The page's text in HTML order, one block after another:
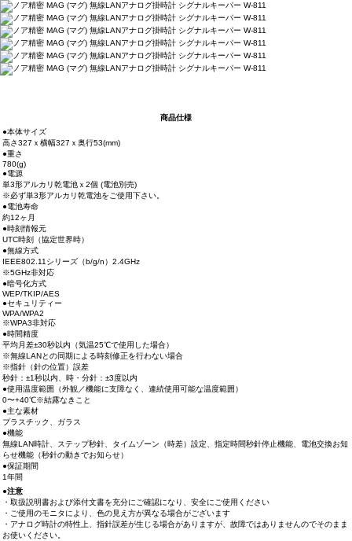
商品仕様
●本体サイズ
高さ327ｘ横幅327ｘ奥行53(mm)
●重さ
780(g)
●電源
単3形アルカリ乾電池ｘ2個 (電池別売)
※必ず単3形アルカリ乾電池をご使用下さい。
●電池寿命
約12ヶ月
●時刻情報元
UTC時刻（協定世界時）
●無線方式
IEEE802.11シリーズ（b/g/n）2.4GHz
※5GHz非対応
●暗号化方式
WEP/TKIP/AES
●セキュリティー
WPA/WPA2
※WPA3非対応
●時間精度
平均月差±30秒以内（気温25℃で使用した場合）
※無線LANとの同期による時刻修正を行わない場合
※指針（針の位置）誤差
秒針：±1秒以内、時・分針：±3度以内
●使用温度範囲（外観／機能に支障なく、連続使用可能な温度範囲）
0〜+40℃※結露なきこと
●主な素材
プラスチック、ガラス
●機能
無線LAN時計、ステップ秒針、タイムゾーン（時差）設定、指定時間秒針停止機能、電池交換お知
らせ機能（秒針の動きでお知らせ）
●保証期間
1年間
●注意
・取扱説明書および添付文書を充分にご確認になり、安全にご使用ください
・ご使用のモニタにより、色の見え方が異なる場合がございます
・アナログ時計の特性上、指針誤差が生じる場合がありますが、故障ではありませんのでそのまま
お使いください。